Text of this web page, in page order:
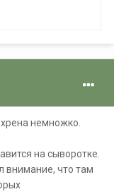
немножко.
на сыворотке.
внимание, что там